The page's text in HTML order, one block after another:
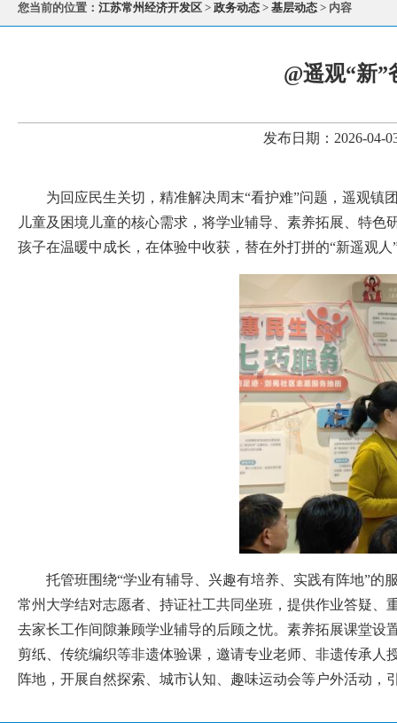
您当前的位置： 江苏常州经济开发区 > 政务动态 > 基层动态 > 内容
@遥观“新
发布日期：2026-
为回应民生关切，精准解决周末“看护难”问题，遥观镇
儿童及困境儿童的核心需求，将学业辅导、素养拓展、特
孩子在温暖中成长，在体验中收获，替在外打拼的“新遥观
托管班围绕“学业有辅导、兴趣有培养、实践有阵地”
常州大学结对志愿者、持证社工共同坐班，提供作业答疑
去家长工作间隙兼顾学业辅导的后顾之忧。素养拓展课堂
剪纸、传统编织等非遗体验课，邀请专业老师、非遗传承
阵地，开展自然探索、城市认知、趣味运动会等户外活动